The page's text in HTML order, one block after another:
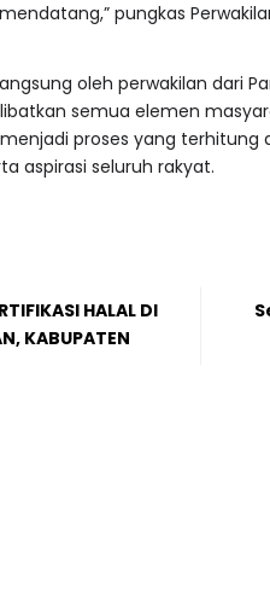
pungkas
oleh perwakilan dari
semua elemen
proses yang
aspirasi seluruh rakyat.
HALAL DI
KABUPATEN